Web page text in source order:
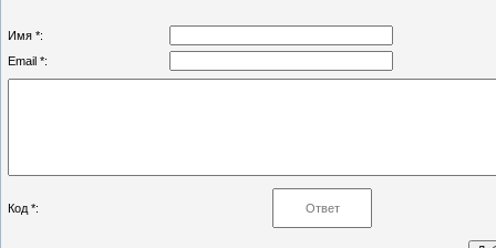
Имя *:
Email *:
Код *: